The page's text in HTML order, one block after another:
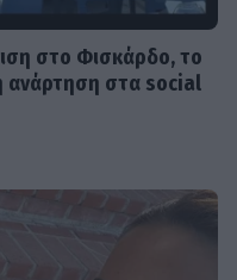
στο Φισκάρδο, το
ανάρτηση στα social